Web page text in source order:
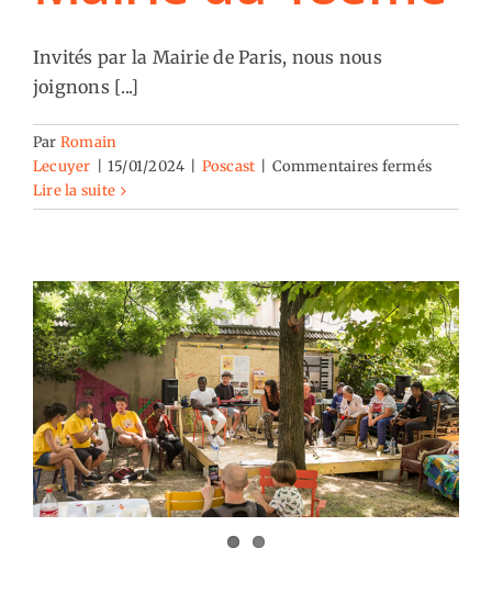
Invités par la Mairie de Paris, nous nous
joignons [...]
Par Romain
Lecuyer
15/01/2024 Poscast Commentaires ferméssur
Santé
la
Mairie
du
18ème
Lire la suite